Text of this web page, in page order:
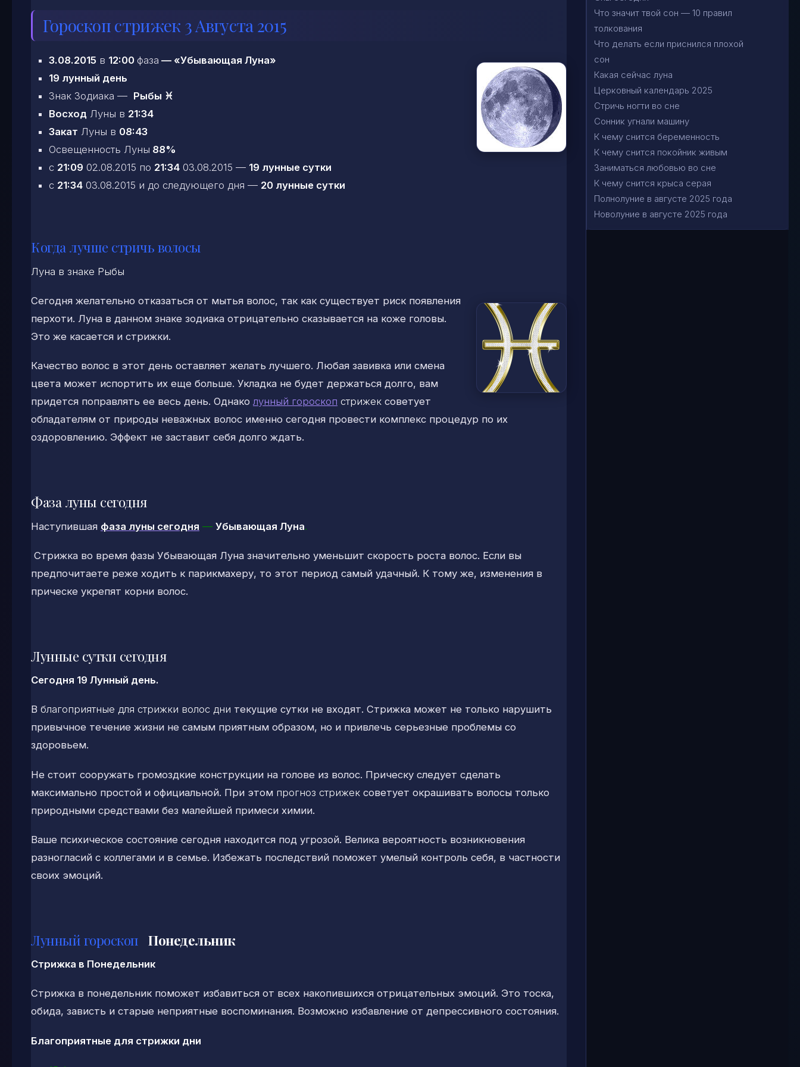
Гороскоп стрижек 3 Августа 2015
3.08.2015 в 12:00 фаза — «Убывающая Луна»
19 лунный день
Знак Зодиака — Рыбы ♓
Восход Луны в 21:34
Закат Луны в 08:43
Освещенность Луны 88%
c 21:09 02.08.2015 по 21:34 03.08.2015 — 19 лунные сутки
c 21:34 03.08.2015 и до следующего дня — 20 лунные сутки
Когда лучше стричь волосы
Луна в знаке Рыбы
Сегодня желательно отказаться от мытья волос, так как существует риск появления
перхоти. Луна в данном знаке зодиака отрицательно сказывается на коже головы.
Это же касается и стрижки.
Качество волос в этот день оставляет желать лучшего. Любая завивка или смена
цвета может испортить их еще больше. Укладка не будет держаться долго, вам
придется поправлять ее весь день. Однако лунный гороскоп стрижек советует
обладателям от природы неважных волос именно сегодня провести комплекс процедур по их
оздоровлению. Эффект не заставит себя долго ждать.
Фаза луны сегодня
Наступившая фаза луны сегодня — Убывающая Луна.
Стрижка во время фазы Убывающая Луна значительно уменьшит скорость роста волос. Если вы
предпочитаете реже ходить к парикмахеру, то этот период самый удачный. К тому же, изменения в
прическе укрепят корни волос.
Лунные сутки сегодня
Сегодня 19 Лунный день.
В благоприятные для стрижки волос дни текущие сутки не входят. Стрижка может не только нарушить
привычное течение жизни не самым приятным образом, но и привлечь серьезные проблемы со
здоровьем.
Не стоит сооружать громоздкие конструкции на голове из волос. Прическу следует сделать
максимально простой и официальной. При этом прогноз стрижек советует окрашивать волосы только
природными средствами без малейшей примеси химии.
Ваше психическое состояние сегодня находится под угрозой. Велика вероятность возникновения
разногласий с коллегами и в семье. Избежать последствий поможет умелый контроль себя, в частности
своих эмоций.
Лунный гороскоп Понедельник
Стрижка в Понедельник
Стрижка в понедельник поможет избавиться от всех накопившихся отрицательных эмоций. Это тоска,
обида, зависть и старые неприятные воспоминания. Возможно избавление от депрессивного состояния.
Благоприятные для стрижки дни
Что значит твой сон — 10 правил
толкования
Что делать если приснился плохой
сон
Какая сейчас луна
Церковный календарь 2025
Стричь ногти во сне
Сонник угнали машину
К чему снится беременность
К чему снится покойник живым
Заниматься любовью во сне
К чему снится крыса серая
Полнолуние в августе 2025 года
Новолуние в августе 2025 года